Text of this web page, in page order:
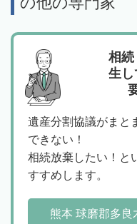
相続
生し
遺産分割協議がまと
できない！
相続放棄したい！と
すすめします。
熊本 球磨郡多良